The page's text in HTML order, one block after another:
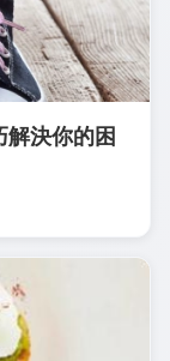
解決你的困